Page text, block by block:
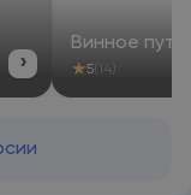
›
Винное
★5 (14)